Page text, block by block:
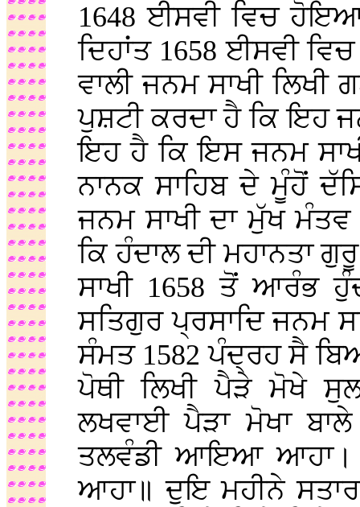
1648 ਈਸਵੀ ਵਿਚ
ਦਿਹਾਂਤ 1658 ਈਸਵੀ
ਵਾਲੀ ਜਨਮ ਸਾਖੀ
ਪੁਸ਼ਟੀ ਕਰਦਾ ਹੈ ਕਿ ਇਹ
ਇਹ ਹੈ ਕਿ ਇਸ ਜਨਮ
ਨਾਨਕ ਸਾਹਿਬ ਦੇ ਮੂੰਹੋਂ
ਜਨਮ ਸਾਖੀ ਦਾ ਮੁੱਖ
ਕਿ ਹੰਦਾਲ ਦੀ ਮਹਾਨਤਾ
ਸਾਖੀ 1658 ਤੋਂ ਆਰੰਭ
ਸਤਿਗੁਰ ਪ੍ਰਸਾਦਿ ਜਨਮ
ਸੰਮਤ 1582 ਪੰਦ੍ਰਹ ਸੈ
ਪੋਥੀ ਲਿਖੀ ਪੈੜੇ ਮੋਖੇ
ਲਖਵਾਈ ਪੈੜਾ ਮੋਖਾ
ਤਲਵੰਡੀ ਆਇਆ ਆਹਾ।
ਆਹਾ॥ ਦੁਇ ਮਹੀਨੇ